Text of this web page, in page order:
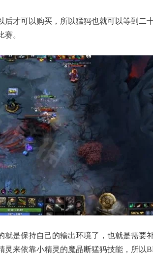
后才可以购买，所以猛犸也就可以等到二
。
就是保持自己的输出环境了，也就是需要
来依靠小精灵的魔晶断猛犸技能，所以